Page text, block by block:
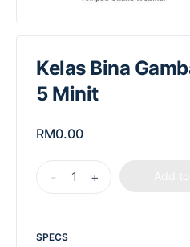
Kelas Bina
5 Minit
RM0.00
- +
SPECS